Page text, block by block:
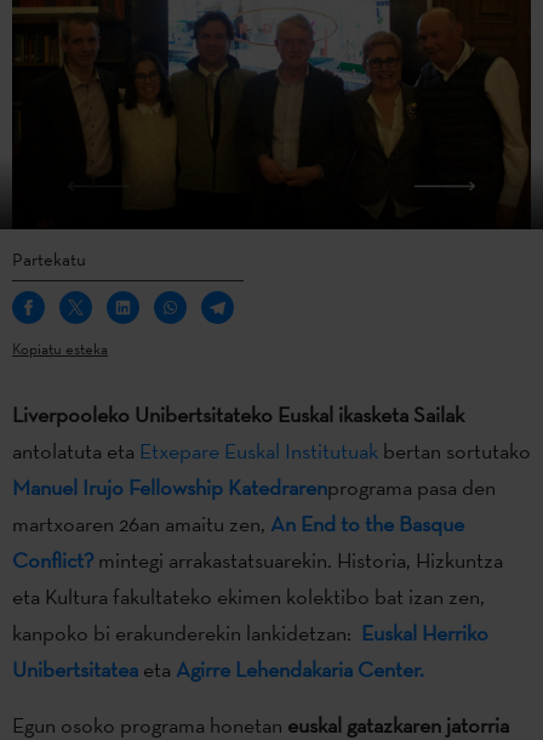
Partekatu
Kopiatu esteka
Liverpooleko Unibertsitateko Euskal ikasketa Sailak
antolatuta eta Etxepare Euskal Institutuak bertan sortutako
Manuel Irujo Fellowship Katedrarenprograma pasa den
martxoaren 26an amaitu zen, An End to the Basque
Conflict? mintegi arrakastatsuarekin. Historia, Hizkuntza
eta Kultura fakultateko ekimen kolektibo bat izan zen,
kanpoko bi erakunderekin lankidetzan: Euskal Herriko
Unibertsitatea eta Agirre Lehendakaria Center.
Egun osoko programa honetan euskal gatazkaren jatorria